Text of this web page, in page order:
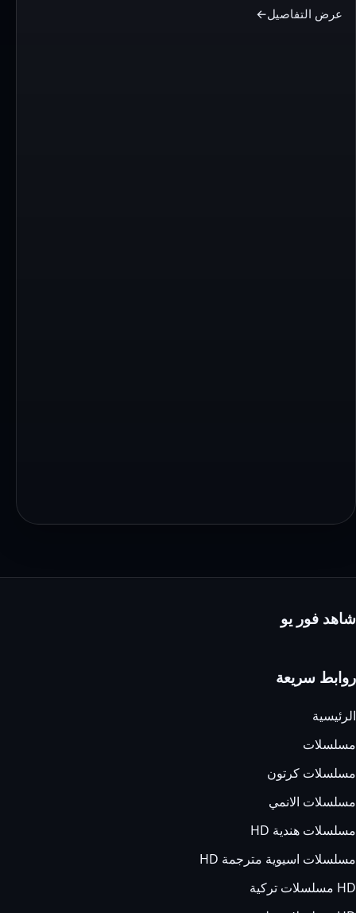
الحلقة
عرض التفاصيل
شاهد فور يو
روابط سريعة
الرئيسية
مسلسلات
مسلسلات كرتون
مسلسلات الانمي
مسلسلات هندية HD
مسلسلات اسيوية مترجمة HD
HD مسلسلات تركية